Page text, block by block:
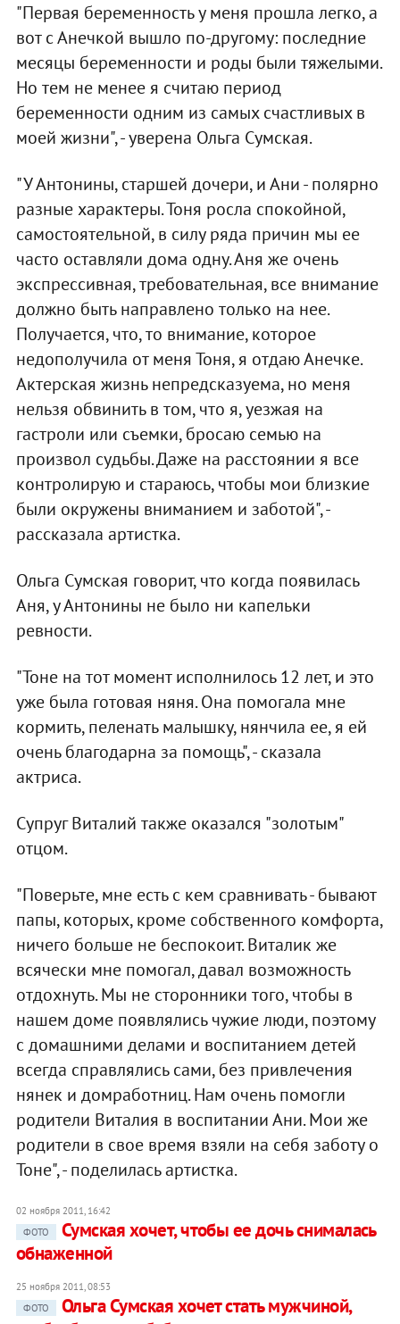
"Первая беременность у меня прошла легко, а
вот с Анечкой вышло по-другому: последние
месяцы беременности и роды были тяжелыми.
Но тем не менее я считаю период
беременности одним из самых счастливых в
моей жизни", - уверена Ольга Сумская.
"У Антонины, старшей дочери, и Ани - полярно
разные характеры. Тоня росла спокойной,
самостоятельной, в силу ряда причин мы ее
часто оставляли дома одну. Аня же очень
экспрессивная, требовательная, все внимание
должно быть направлено только на нее.
Получается, что, то внимание, которое
недополучила от меня Тоня, я отдаю Анечке.
Актерская жизнь непредсказуема, но меня
нельзя обвинить в том, что я, уезжая на
гастроли или съемки, бросаю семью на
произвол судьбы. Даже на расстоянии я все
контролирую и стараюсь, чтобы мои близкие
были окружены вниманием и заботой", -
рассказала артистка.
Ольга Сумская говорит, что когда появилась
Аня, у Антонины не было ни капельки
ревности.
"Тоне на тот момент исполнилось 12 лет, и это
уже была готовая няня. Она помогала мне
кормить, пеленать малышку, нянчила ее, я ей
очень благодарна за помощь", - сказала
актриса.
Супруг Виталий также оказался "золотым"
отцом.
"Поверьте, мне есть с кем сравнивать - бывают
папы, которых, кроме собственного комфорта,
ничего больше не беспокоит. Виталик же
всячески мне помогал, давал возможность
отдохнуть. Мы не сторонники того, чтобы в
нашем доме появлялись чужие люди, поэтому
с домашними делами и воспитанием детей
всегда справлялись сами, без привлечения
нянек и домработниц. Нам очень помогли
родители Виталия в воспитании Ани. Мои же
родители в свое время взяли на себя заботу о
Тоне", - поделилась артистка.
02 ноября 2011, 16:42
ФОТО
Сумская хочет, чтобы ее дочь снималась
обнаженной
25 ноября 2011, 08:53
ФОТО
Ольга Сумская хочет стать мужчиной,